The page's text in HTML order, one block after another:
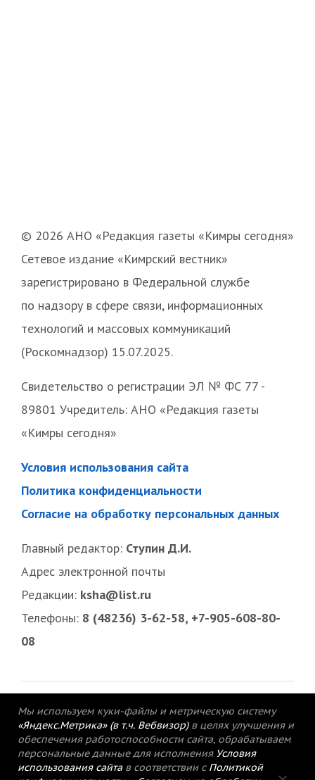
© 2026 АНО «Редакция газеты «Кимры сегодня»
Сетевое издание «Кимрский вестник»
зарегистрировано в Федеральной службе
по надзору в сфере связи, информационных
технологий и массовых коммуникаций
(Роскомнадзор) 15.07.2025.
Свидетельство о регистрации ЭЛ № ФС 77 -
89801 Учредитель: АНО «Редакция газеты
«Кимры сегодня»
Условия использования сайта
Политика конфиденциальности
Согласие на обработку персональных данных
Главный редактор: Ступин Д.И.
Адрес электронной почты
Редакции: ksha@list.ru
Телефоны: 8 (48236) 3-62-58, +7-905-608-80-
08
Мы используем куки-файлы и метрическую систему
«Яндекс.Метрика» (в т.ч. Вебвизор) в целях улучшения и
обеспечения работоспособности сайта, обрабатываем
персональные данные для исполнения Условия
использования сайтав соответствии с Политикой